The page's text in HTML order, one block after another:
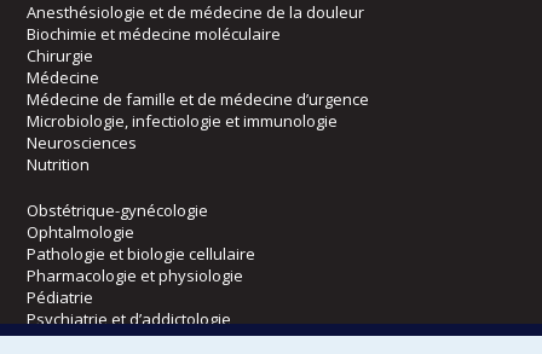
Anesthésiologie et de médecine de la douleur
Biochimie et médecine moléculaire
Chirurgie
Médecine
Médecine de famille et de médecine d’urgence
Microbiologie, infectiologie et immunologie
Neurosciences
Nutrition
Obstétrique-gynécologie
Ophtalmologie
Pathologie et biologie cellulaire
Pharmacologie et physiologie
Pédiatrie
Psychiatrie et d’addictologie
Radiologie, radio-oncologie et médecine nucléaire